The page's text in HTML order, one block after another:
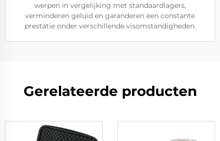
werpen in vergelijking met standaardlagers,
verminderen geluid en garanderen een constante
prestatie onder verschillende visomstandigheden.
Gerelateerde producten